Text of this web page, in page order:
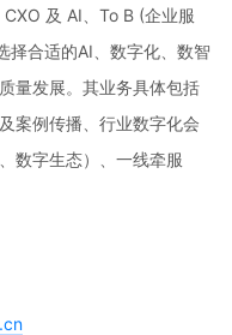
及 AI、To B (企业服
择合适的AI、数字化、数智
量发展。其业务具体包括
案例传播、行业数字化会
数字生态）、一线牵服